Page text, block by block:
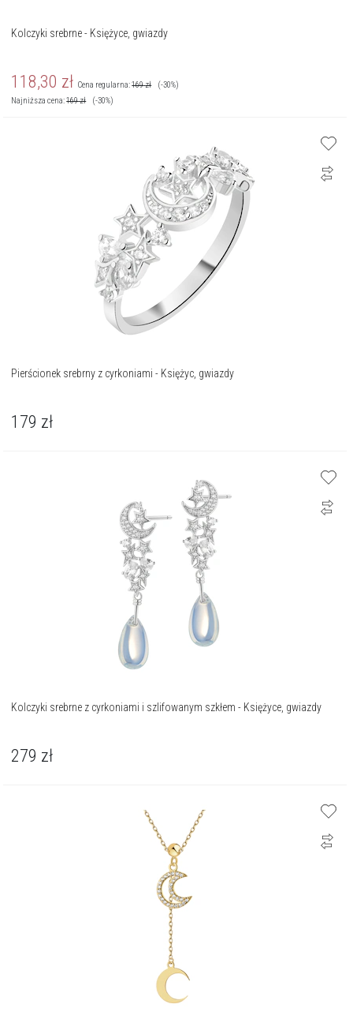
Kolczyki srebrne - Księżyce, gwiazdy
118,30 zł Cena regularna:169zł
(-30%)
Najniższa cena:169zł (-30%)
Pierścionek srebrny z cyrkoniami - Księżyc, gwiazdy
179 zł
Kolczyki srebrne z cyrkoniami i szlifowanym szkłem - Księżyce, gwiazdy
279 zł